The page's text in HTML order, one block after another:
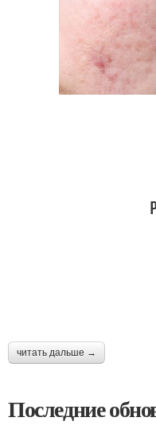
читать дальше →
Последние